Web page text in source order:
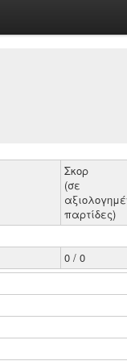
Σκορ
(σε
παρτίδες)
0 / 0